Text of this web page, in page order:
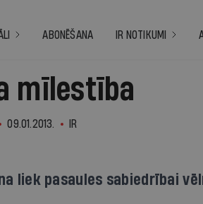
ABONĒŠANA IR NOTIKUMI
mīlestība
09.01.2013. IR
liek pasaules sabiedrībai